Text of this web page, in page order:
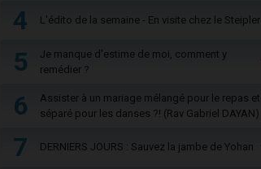
4 L'édito de la semaine - En visite chez le Steipler
5
Je manque d'estime de moi, comment y
remédier ?
6
Assister à un mariage mélangé pour le repas et
séparé pour les danses ?! (Rav Gabriel DAYAN)
7 DERNIERS JOURS : Sauvez la jambe de Yohan